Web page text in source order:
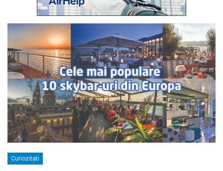
Curiozitati